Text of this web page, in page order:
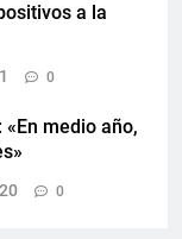
a la
0
medio año,
0